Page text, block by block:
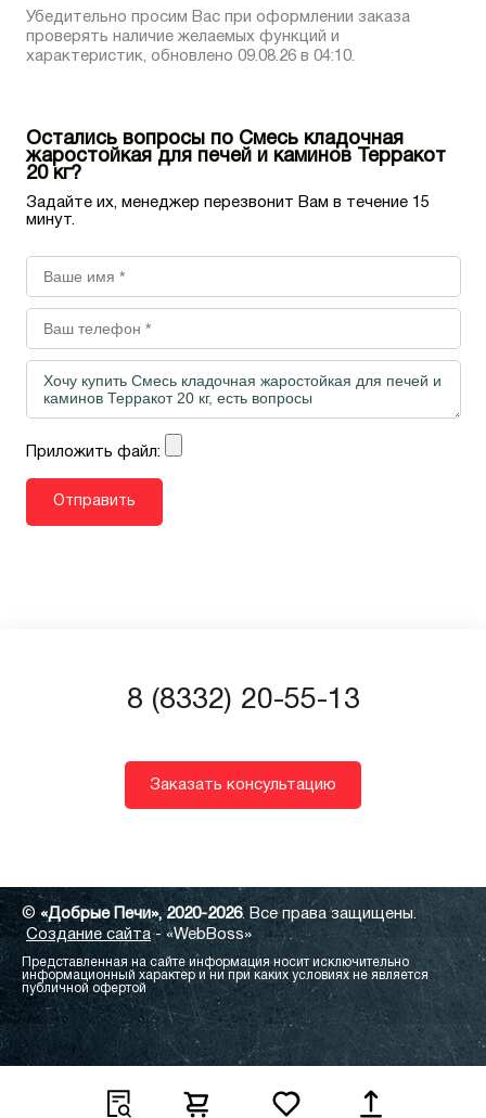
Убедительно просим Вас при оформлении заказа
проверять наличие желаемых функций и
характеристик, обновлено 09.08.26 в 04:10.
Остались вопросы по Смесь кладочная
жаростойкая для печей и каминов Терракот
20 кг?
Задайте их, менеджер перезвонит Вам в течение 15
минут.
Приложить файл:
8 (8332) 20-55-13
Заказать консультацию
©«Добрые Печи», 2020-2026. Все права защищены.
Создание сайта- «WebBoss»
Представленная на сайте информация носит исключительно
информационный характер и ни при каких условиях не является
публичной офертой